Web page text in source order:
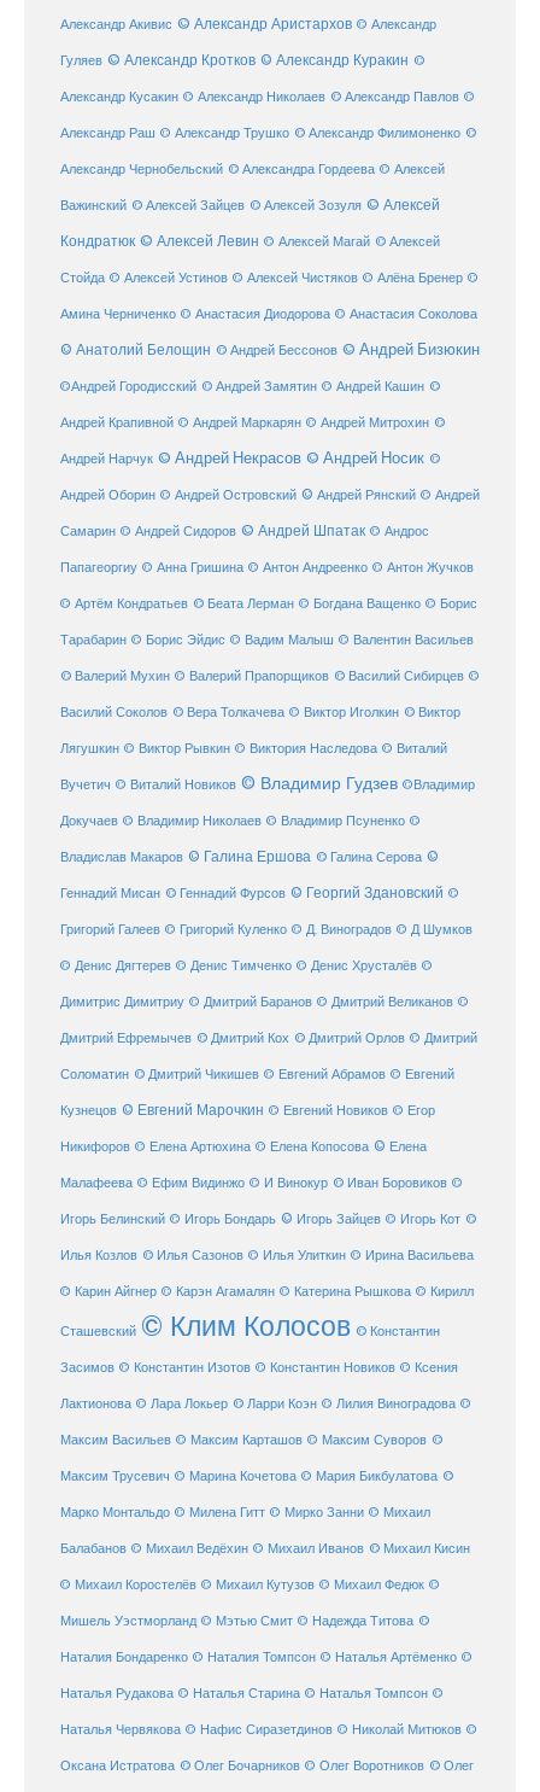
Александр Акивис © Александр Аристархов © Александр
Гуляев © Александр Кротков © Александр Куракин ©
Александр Кусакин © Александр Николаев © Александр Павлов ©
Александр Раш © Александр Трушко © Александр Филимоненко ©
Александр Чернобельский © Александра Гордеева © Алексей
Важинский © Алексей Зайцев © Алексей Зозуля © Алексей
Кондратюк © Алексей Левин © Алексей Магай © Алексей
Стойда © Алексей Устинов © Алексей Чистяков © Алёна Бренер ©
Амина Черниченко © Анастасия Диодорова © Анастасия Соколова
© Анатолий Белощин © Андрей Бессонов © Андрей Бизюкин
©Андрей Городисский © Андрей Замятин © Андрей Кашин ©
Андрей Крапивной © Андрей Маркарян © Андрей Митрохин ©
Андрей Нарчук © Андрей Некрасов © Андрей Носик ©
Андрей Оборин © Андрей Островский © Андрей Рянский © Андрей
Самарин © Андрей Сидоров © Андрей Шпатак © Андрос
Папагеоргиу © Анна Гришина © Антон Андреенко © Антон Жучков
© Артём Кондратьев © Беата Лерман © Богдана Ващенко © Борис
Тарабарин © Борис Эйдис © Вадим Малыш © Валентин Васильев
© Валерий Мухин © Валерий Прапорщиков © Василий Сибирцев ©
Василий Соколов © Вера Толкачева © Виктор Иголкин © Виктор
Лягушкин © Виктор Рывкин © Виктория Наследова © Виталий
Вучетич © Виталий Новиков © Владимир Гудзев ©Владимир
Докучаев © Владимир Николаев © Владимир Псуненко ©
Владислав Макаров © Галина Ершова © Галина Серова ©
Геннадий Мисан © Геннадий Фурсов © Георгий Здановский ©
Григорий Галеев © Григорий Куленко © Д. Виноградов © Д Шумков
© Денис Дягтерев © Денис Тимченко © Денис Хрусталёв ©
Димитрис Димитриу © Дмитрий Баранов © Дмитрий Великанов ©
Дмитрий Ефремычев © Дмитрий Кох © Дмитрий Орлов © Дмитрий
Соломатин © Дмитрий Чикишев © Евгений Абрамов © Евгений
Кузнецов © Евгений Марочкин © Евгений Новиков © Егор
Никифоров © Елена Артюхина © Елена Копосова © Елена
Малафеева © Ефим Видинжо © И Винокур © Иван Боровиков ©
Игорь Белинский © Игорь Бондарь © Игорь Зайцев © Игорь Кот ©
Илья Козлов © Илья Сазонов © Илья Улиткин © Ирина Васильева
© Карин Айгнер © Карэн Агамалян © Катерина Рышкова © Кирилл
Сташевский © Клим Колосов © Константин
Засимов © Константин Изотов © Константин Новиков © Ксения
Лактионова © Лара Локьер © Ларри Коэн © Лилия Виноградова ©
Максим Васильев © Максим Карташов © Максим Суворов ©
Максим Трусевич © Марина Кочетова © Мария Бикбулатова ©
Марко Монтальдо © Милена Гитт © Мирко Занни © Михаил
Балабанов © Михаил Ведёхин © Михаил Иванов © Михаил Кисин
© Михаил Коростелёв © Михаил Кутузов © Михаил Федюк ©
Мишель Уэстморланд © Мэтью Смит © Надежда Титова ©
Наталия Бондаренко © Наталия Томпсон © Наталья Артёменко ©
Наталья Рудакова © Наталья Старина © Наталья Томпсон ©
Наталья Червякова © Нафис Сиразетдинов © Николай Митюков ©
Оксана Истратова © Олег Бочарников © Олег Воротников © Олег